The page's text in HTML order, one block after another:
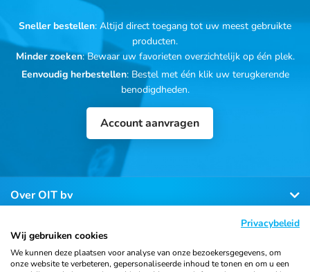
Sneller bestellen: Altijd direct toegang tot uw meest gebruikte
producten.
Minder zoeken: Bewaar uw favorieten overzichtelijk op één plek.
Eenvoudig herbestellen: Bestel met één klik uw terugkerende
benodigdheden.
Account aanvragen
Over OIT bv
Klantenservice
Privacybeleid
Wij gebruiken cookies
We kunnen deze plaatsen voor analyse van onze bezoekersgegevens, om
onze website te verbeteren, gepersonaliseerde inhoud te tonen en om u een